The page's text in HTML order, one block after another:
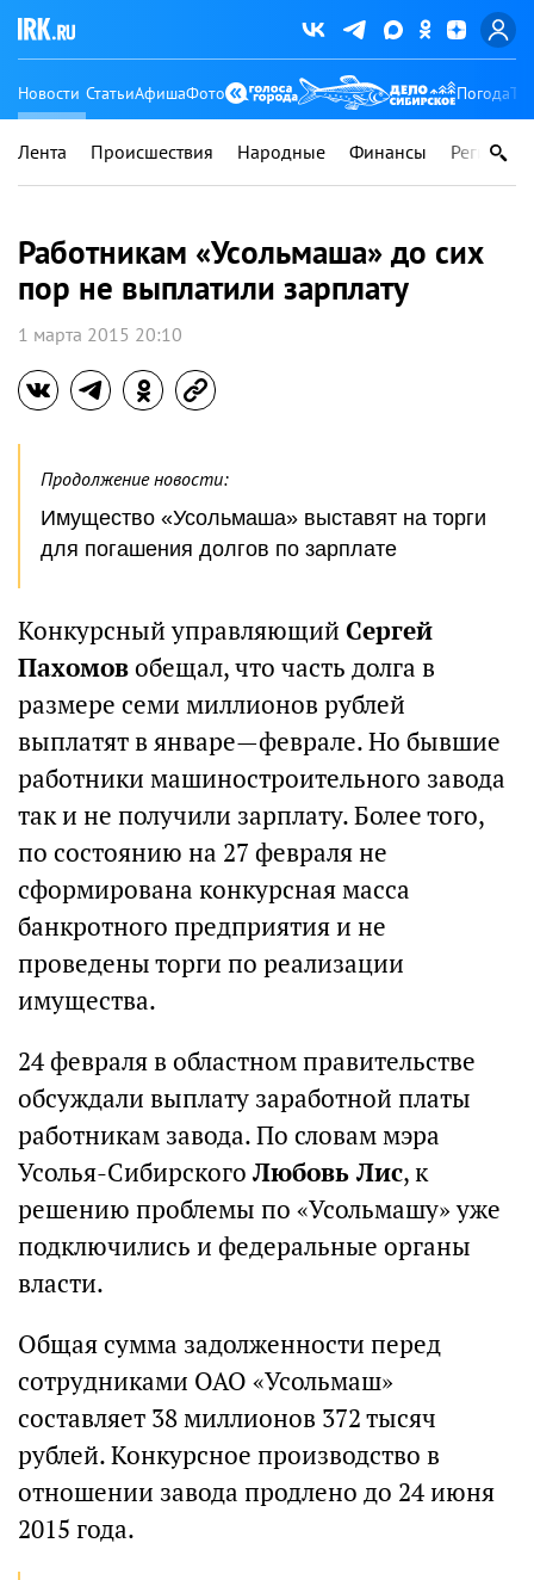
Новости СтатьиАфишаФото Погода
Лента Происшествия Народные Финансы Регионы
Работникам «Усольмаша» до сих
пор не выплатили зарплату
1 марта 2015 20:10
Продолжение новости:
Имущество «Усольмаша» выставят на торги
для погашения долгов по зарплате
Конкурсный управляющий Сергей
Пахомовобещал, что часть долга в
размере семи миллионов рублей
выплатят в январе—феврале. Но бывшие
работники машиностроительного завода
так и не получили зарплату. Более того,
по состоянию на 27 февраля не
сформирована конкурсная масса
банкротного предприятия и не
проведены торги по реализации
имущества.
24 февраля в областном правительстве
обсуждали выплату заработной платы
работникам завода. По словам мэра
Усолья-Сибирского Любовь Лис, к
решению проблемы по «Усольмашу» уже
подключились и федеральные органы
власти.
Общая сумма задолженности перед
сотрудниками ОАО «Усольмаш»
составляет 38 миллионов 372 тысяч
рублей. Конкурсное производство в
отношении завода продлено до 24 июня
2015 года.